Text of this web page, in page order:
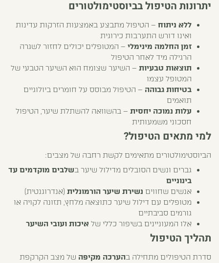
יתרונות הטיפול בביוסטימולטורים
ללא ניתוח – הטיפול מתבצע באמצעות הזרקות עדינות
ואינו דורש התערבות כירוגית
זמן החלמה מינימלי – המטופלים יכולים לחזור לשגרה
הרגילה מיד לאחר הטיפול
תוצאות טבעיות – השיער שצומח הוא השיער הטבעי של
המטופל עצמו
בטיחות גבוהה – הטיפול מבוסס על חומרים ביולוגיים
תואמים
עלות נמוכה יחסית – בהשוואה להשתלת שיער, הטיפול
חסכוני משמעותית
למי מתאים הטיפול?
הביוסטימולטורים מתאימים לקשת רחבה של מצבים:
גברים ונשים הסובלים מדילול שיער בשלבים מוקדמים עד
בינוניים
אנשים שחווים נשירת שיער הורמונלית (אנדרוגנטית)
מטופלים עם דילול שיער כתוצאה מלחץ, תזונה לקויה או
גורמים סביבתיים
אלו המעוניינים בשיפור כללי של איכות ועובי השיער
תהליך הטיפול
סדרת הטיפולים מתחילה בהערכה מקיפה של מצב הקרקפת